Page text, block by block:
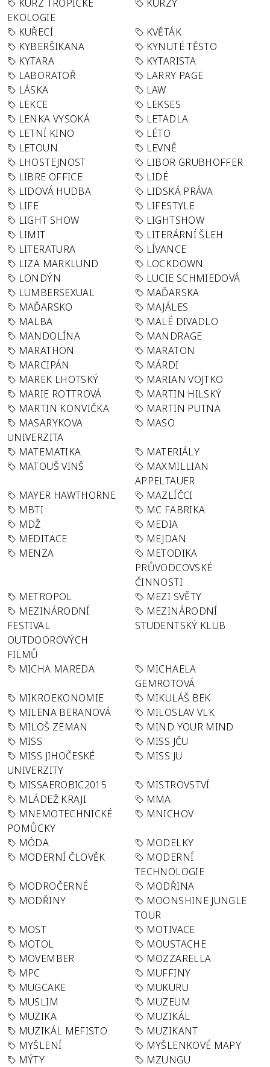
KURZ TROPICKÉ
EKOLOGIE
KURZY
KUŘECÍ
KVĚTÁK
KYBERŠIKANA
KYNUTÉ TĚSTO
KYTARA
KYTARISTA
LABORATOŘ
LARRY PAGE
LÁSKA
LAW
LEKCE
LEKSES
LENKA VYSOKÁ
LETADLA
LETNÍ KINO
LÉTO
LETOUN
LEVNĚ
LHOSTEJNOST
LIBOR GRUBHOFFER
LIBRE OFFICE
LIDÉ
LIDOVÁ HUDBA
LIDSKÁ PRÁVA
LIFE
LIFESTYLE
LIGHT SHOW
LIGHTSHOW
LIMIT
LITERÁRNÍ ŠLEH
LITERATURA
LÍVANCE
LIZA MARKLUND
LOCKDOWN
LONDÝN
LUCIE SCHMIEDOVÁ
LUMBERSEXUAL
MAĎARSKA
MAĎARSKO
MAJÁLES
MALBA
MALÉ DIVADLO
MANDOLÍNA
MANDRAGE
MARATHON
MARATON
MARCIPÁN
MÁRDI
MAREK LHOTSKÝ
MARIAN VOJTKO
MARIE ROTTROVÁ
MARTIN HILSKÝ
MARTIN KONVIČKA
MARTIN PUTNA
MASARYKOVA
UNIVERZITA
MASO
MATEMATIKA
MATERIÁLY
MATOUŠ VINŠ
MAXMILLIAN
APPELTAUER
MAYER HAWTHORNE
MAZLÍČCI
MBTI
MC FABRIKA
MDŽ
MEDIA
MEDITACE
MEJDAN
MENZA
METODIKA
PRŮVODCOVSKÉ
ČINNOSTI
METROPOL
MEZI SVĚTY
MEZINÁRODNÍ
FESTIVAL
OUTDOOROVÝCH
FILMŮ
MEZINÁRODNÍ
STUDENTSKÝ KLUB
MICHA MAREDA
MICHAELA
GEMROTOVÁ
MIKROEKONOMIE
MIKULÁŠ BEK
MILENA BERANOVÁ
MILOSLAV VLK
MILOŠ ZEMAN
MIND YOUR MIND
MISS
MISS JČU
MISS JIHOČESKÉ
UNIVERZITY
MISS JU
MISSAEROBIC2015
MISTROVSTVÍ
MLÁDEŽ KRAJI
MMA
MNEMOTECHNICKÉ
POMŮCKY
MNICHOV
MÓDA
MODELKY
MODERNÍ ČLOVĚK
MODERNÍ
TECHNOLOGIE
MODROČERNÉ
MODŘINA
MODŘINY
MOONSHINE JUNGLE
TOUR
MOST
MOTIVACE
MOTOL
MOUSTACHE
MOVEMBER
MOZZARELLA
MPC
MUFFINY
MUGCAKE
MUKURU
MUSLIM
MUZEUM
MUZIKA
MUZIKÁL
MUZIKÁL MEFISTO
MUZIKANT
MYŠLENÍ
MYŠLENKOVÉ MAPY
MÝTY
MZUNGU